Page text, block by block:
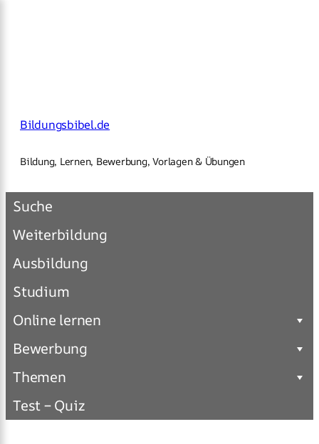
Bildungsbibel.de
Bildung, Lernen, Bewerbung, Vorlagen & Übungen
Suche
Weiterbildung
Ausbildung
Studium
Online lernen
Bewerbung
Themen
Test – Quiz